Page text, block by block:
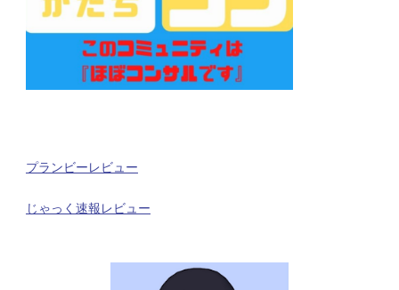
プランビーレビュー
じゃっく速報レビュー